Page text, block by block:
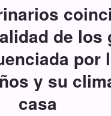
de los
por
y su
casa